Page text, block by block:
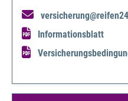
Informationsblatt